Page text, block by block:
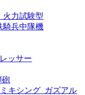
火力試験型
騎兵中隊機
ッサー
砲
キシング_ガズアル